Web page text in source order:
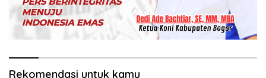
Rekomendasi untuk kamu